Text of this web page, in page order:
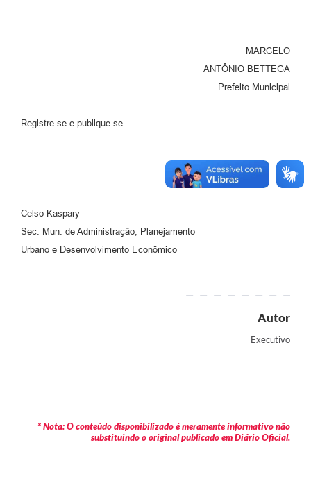
MARCELO
ANTÔNIO BETTEGA
Prefeito Municipal
Registre-se e publique-se
Celso Kaspary
Sec. Mun. de Administração, Planejamento
Urbano e Desenvolvimento Econômico
Autor
Executivo
* Nota: O conteúdo disponibilizado é meramente informativo não
substituindo o original publicado em Diário Oficial.